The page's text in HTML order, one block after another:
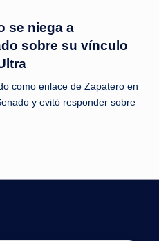
se niega a
sobre su vínculo
como enlace de Zapatero en
y evitó responder sobre